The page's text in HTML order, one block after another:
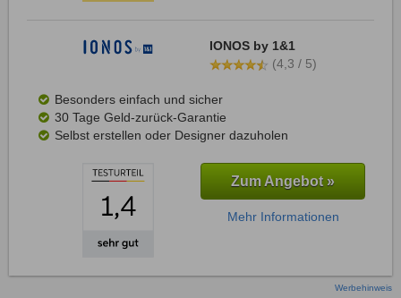
IONOS by 1&1
(4,3 / 5)
Besonders einfach und sicher
30 Tage Geld-zurück-Garantie
Selbst erstellen oder Designer dazuholen
Zum Angebot »
Mehr Informationen
Werbehinweis